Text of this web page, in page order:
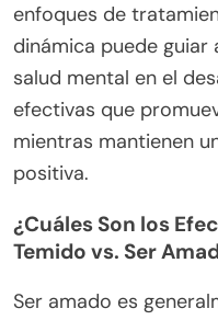
enfoques de
dinámica puede guiar
salud mental en el
efectivas que
mientras mantienen
positiva.
¿Cuáles Son los
Temido vs. Ser
Ser amado es